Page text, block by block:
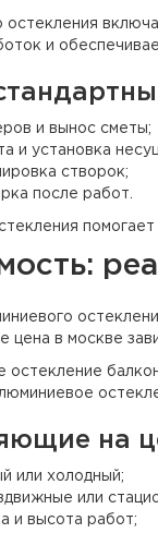
остекления
и
и вынос сметы;
и установка
створок;
после работ.
цена в москве
остекление
на
или холодный;
или
и высота работ;